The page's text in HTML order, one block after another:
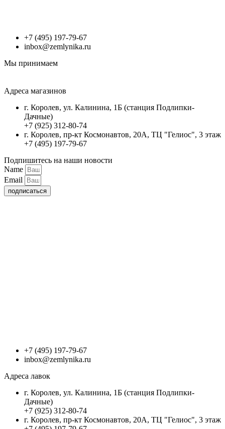
+7 (495) 197-79-67
inbox@zemlynika.ru
Мы принимаем
Адреса магазинов
г. Королев, ул. Калинина, 1Б (станция Подлипки-
Дачные)
+7 (925) 312-80-74
г. Королев, пр-кт Космонавтов, 20А, ТЦ "Гелиос", 3 этаж
+7 (495) 197-79-67
Подпишитесь на наши новости
Name
Email
подписаться
+7 (495) 197-79-67
inbox@zemlynika.ru
Адреса лавок
г. Королев, ул. Калинина, 1Б (станция Подлипки-
Дачные)
+7 (925) 312-80-74
г. Королев, пр-кт Космонавтов, 20А, ТЦ "Гелиос", 3 этаж